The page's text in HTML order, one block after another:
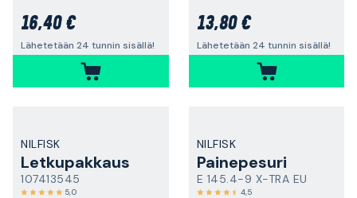
16,40 €
Lähetetään 24 tunnin sisällä!
13,80 €
Lähetetään 24 tunnin sisällä!
NILFISK
Letkupakkaus
107413545
5,0
NILFISK
Painepesuri
E 145.4-9 X-TRA EU
4,5